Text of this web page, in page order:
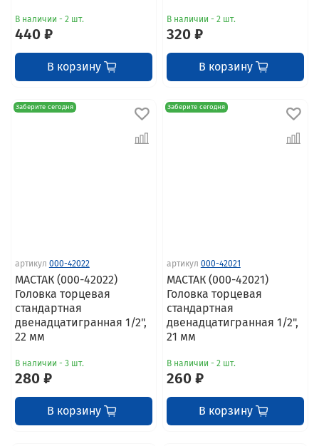
В наличии - 2 шт.
440 ₽
В корзину
В наличии - 2 шт.
320 ₽
В корзину
Заберите сегодня
артикул 000-42022
МАСТАК (000-42022)
Головка торцевая
стандартная
двенадцатигранная 1/2",
22 мм
В наличии - 3 шт.
280 ₽
В корзину
Заберите сегодня
артикул 000-42021
МАСТАК (000-42021)
Головка торцевая
стандартная
двенадцатигранная 1/2",
21 мм
В наличии - 2 шт.
260 ₽
В корзину